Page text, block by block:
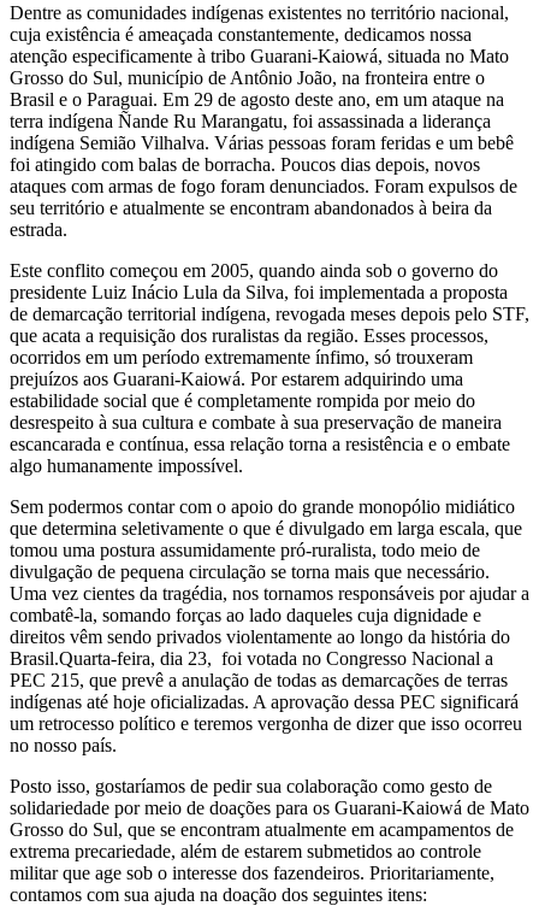
Dentre as comunidades indígenas existentes no território nacional,
cuja existência é ameaçada constantemente, dedicamos nossa
atenção especificamente à tribo Guarani-Kaiowá, situada no Mato
Grosso do Sul, município de Antônio João, na fronteira entre o
Brasil e o Paraguai. Em 29 de agosto deste ano, em um ataque na
terra indígena Ñande Ru Marangatu, foi assassinada a liderança
indígena Semião Vilhalva. Várias pessoas foram feridas e um bebê
foi atingido com balas de borracha. Poucos dias depois, novos
ataques com armas de fogo foram denunciados. Foram expulsos de
seu território e atualmente se encontram abandonados à beira da
estrada.
Este conflito começou em 2005, quando ainda sob o governo do
presidente Luiz Inácio Lula da Silva, foi implementada a proposta
de demarcação territorial indígena, revogada meses depois pelo STF,
que acata a requisição dos ruralistas da região. Esses processos,
ocorridos em um período extremamente ínfimo, só trouxeram
prejuízos aos Guarani-Kaiowá. Por estarem adquirindo uma
estabilidade social que é completamente rompida por meio do
desrespeito à sua cultura e combate à sua preservação de maneira
escancarada e contínua, essa relação torna a resistência e o embate
algo humanamente impossível.
Sem podermos contar com o apoio do grande monopólio midiático
que determina seletivamente o que é divulgado em larga escala, que
tomou uma postura assumidamente pró-ruralista, todo meio de
divulgação de pequena circulação se torna mais que necessário.
Uma vez cientes da tragédia, nos tornamos responsáveis por ajudar a
combatê-la, somando forças ao lado daqueles cuja dignidade e
direitos vêm sendo privados violentamente ao longo da história do
Brasil.Quarta-feira, dia 23, foi votada no Congresso Nacional a
PEC 215, que prevê a anulação de todas as demarcações de terras
indígenas até hoje oficializadas. A aprovação dessa PEC significará
um retrocesso político e teremos vergonha de dizer que isso ocorreu
no nosso país.
Posto isso, gostaríamos de pedir sua colaboração como gesto de
solidariedade por meio de doações para os Guarani-Kaiowá de Mato
Grosso do Sul, que se encontram atualmente em acampamentos de
extrema precariedade, além de estarem submetidos ao controle
militar que age sob o interesse dos fazendeiros. Prioritariamente,
contamos com sua ajuda na doação dos seguintes itens: